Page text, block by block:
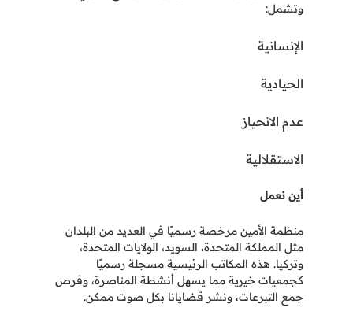
وتشمل:
الإنسانية
الحيادية
عدم الانحياز
الاستقلالية
أين نعمل
منظمة الأمين مرخصة رسميًا في العديد من البلدان
مثل المملكة المتحدة، السويد، الولايات المتحدة،
وتركيا. هذه المكاتب الرئيسية مسجلة رسميًا
كجمعيات خيرية مما يسهل أنشطة المناصرة، وفرص
جمع التبرعات، ونشر قضايانا بكل صوت ممكن.